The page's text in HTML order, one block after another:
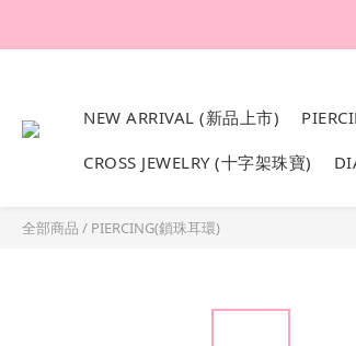
NEW ARRIVAL (新品上市)
CROSS JEWELRY (十字架珠寶)
全部商品 / PIERCING(鎖珠耳環)